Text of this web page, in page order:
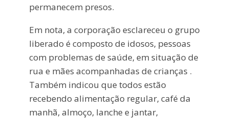
permanecem presos.
Em nota, a corporação esclareceu o grupo
liberado é composto de idosos, pessoas
com problemas de saúde, em situação de
rua e mães acompanhadas de crianças .
Também indicou que todos estão
recebendo alimentação regular, café da
manhã, almoço, lanche e jantar,